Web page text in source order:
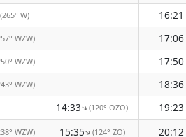
(265° W) 16:21
WZW) 17:06
WZW) 17:50
WZW) 18:36
14:33↑(120° OZO) 19:23
WZW) 15:35↑(124° ZO) 20:12